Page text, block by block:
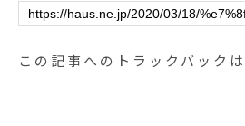
この記事へのトラックバック